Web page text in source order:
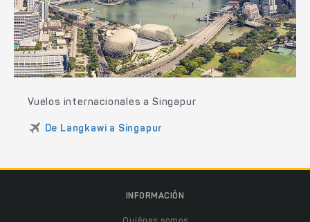
Vuelos internacionales a Singapur
De Langkawi a Singapur
INFORMACIÓN